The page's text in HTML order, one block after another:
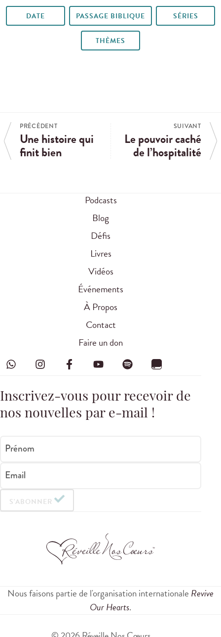
DATE PASSAGE BIBLIQUE SÉRIES
THÈMES
PRÉCÉDENT
Une histoire qui
finit bien
SUIVANT
Le pouvoir caché
de l’hospitalité
Podcasts
Blog
Défis
Livres
Vidéos
Événements
À Propos
Contact
Faire un don
Inscrivez-vous pour recevoir de
nos nouvelles par e-mail !
Prénom
Email
S'ABONNER
Nous faisons partie de l'organisation internationale Revive
Our Hearts.